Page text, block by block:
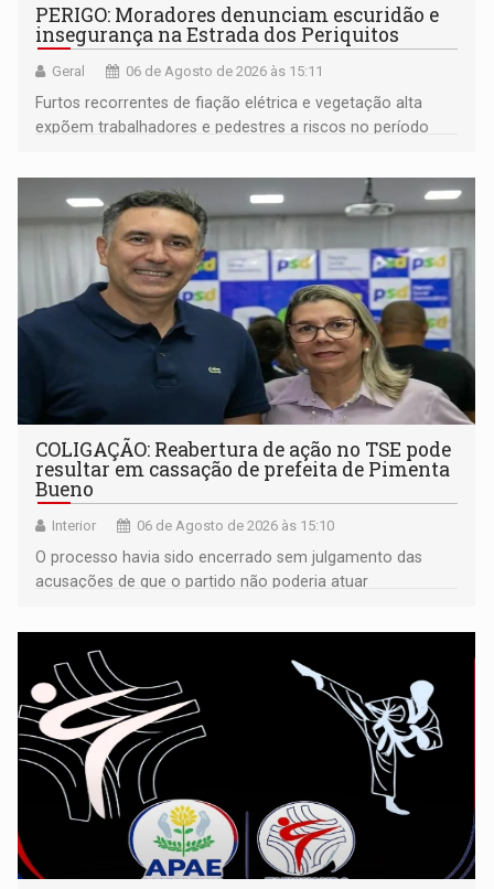
PERIGO: Moradores denunciam escuridão e
insegurança na Estrada dos Periquitos
Geral 06 de Agosto de 2026 às 15:11
Furtos recorrentes de fiação elétrica e vegetação alta
expõem trabalhadores e pedestres a riscos no período
COLIGAÇÃO: Reabertura de ação no TSE pode
resultar em cassação de prefeita de Pimenta
Bueno
Interior 06 de Agosto de 2026 às 15:10
O processo havia sido encerrado sem julgamento das
acusações de que o partido não poderia atuar